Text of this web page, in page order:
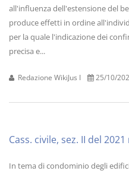
all'influenza dell'estensione del
produce effetti in ordine
per la quale l'indicazione dei
precisa e...
Redazione WikiJus I 25/10/
Cass. civile, sez. II del
In tema di condominio degli